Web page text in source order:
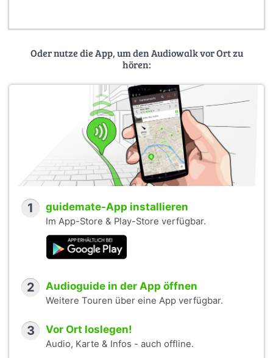
Oder nutze die App, um den Audiowalk vor Ort zu
hören:
1 guidemate-App installieren
Im App-Store & Play-Store verfügbar.
2 Audioguide in der App öffnen
Weitere Touren über eine App verfügbar.
3 Vor Ort loslegen!
Audio, Karte & Infos - auch offline.